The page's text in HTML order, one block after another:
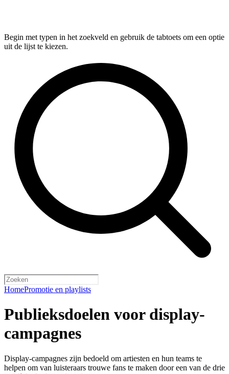
Begin met typen in het zoekveld en gebruik de tabtoets om een optie
uit de lijst te kiezen.
HomePromotie en playlists
Publieksdoelen voor display-
campagnes
Display-campagnes zijn bedoeld om artiesten en hun teams te
helpen om van luisteraars trouwe fans te maken door een van de drie